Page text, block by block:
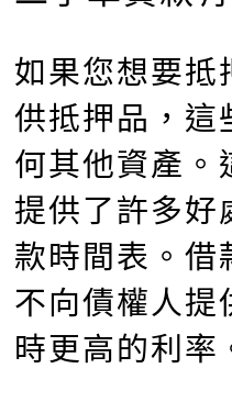
如果您想要
供抵押品，這
何其他資產
提供了許多
款時間表。
不向債權人
時更高的利率